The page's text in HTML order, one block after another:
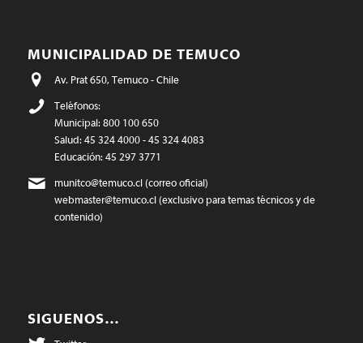
MUNICIPALIDAD DE TEMUCO
Av. Prat 650, Temuco - Chile
Teléfonos:
Municipal: 800 100 650
Salud: 45 324 4000 - 45 324 4083
Educación: 45 297 3771
munitco@temuco.cl(correo oficial)
webmaster@temuco.cl(exclusivo para temas técnicos y de
contenido)
SIGUENOS…